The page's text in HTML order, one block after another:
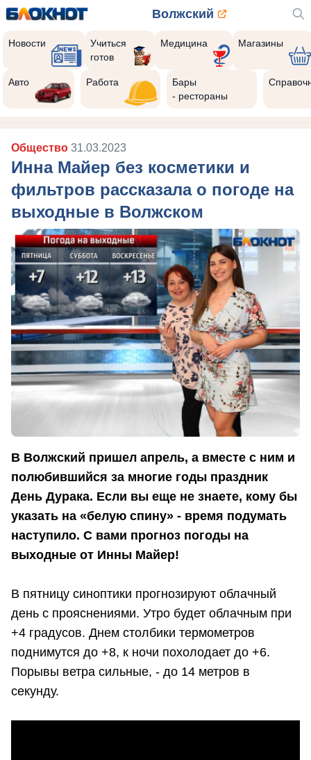
Волжский
Новости
Учиться
готов
Медицина Магазины
Авто Работа
Бары
- рестораны
Общество 31.03.2023
Инна Майер без косметики и
фильтров рассказала о погоде на
выходные в Волжском
В Волжский пришел апрель, а вместе с ним и
полюбившийся за многие годы праздник
День Дурака. Если вы еще не знаете, кому бы
указать на «белую спину» - время подумать
наступило. С вами прогноз погоды на
выходные от Инны Майер!
В пятницу синоптики прогнозируют облачный
день с прояснениями. Утро будет облачным при
+4 градусов. Днем столбики термометров
поднимутся до +8, к ночи похолодает до +6.
Порывы ветра сильные, - до 14 метров в
секунду.